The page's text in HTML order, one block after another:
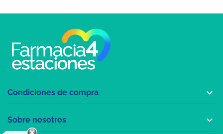
Condiciones de compra 
Sobre nosotros 